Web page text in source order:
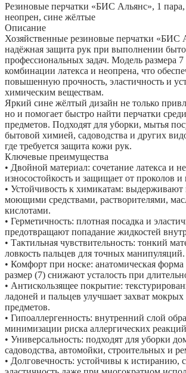
Резиновые перчатки «БИС Альянс», 1 пара,
неопрен, сине жёлтые
Описание
Хозяйственные резиновые перчатки
надёжная защита рук при выполнении
профессиональных задач. Модель размера 7
комбинации латекса и неопрена, что
повышенную прочность, эластичность и
химическим веществам.
Яркий сине жёлтый дизайн не только
но и помогает быстро найти перчатки
предметов. Подходят для уборки, мытья
бытовой химией, садоводства и других
где требуется защита кожи рук.
Ключевые преимущества
• Двойной материал: сочетание латекса и
износостойкость и защищает от проколов и
• Устойчивость к химикатам: выдерживают
моющими средствами, растворителями,
кислотами.
• Герметичность: плотная посадка и
предотвращают попадание жидкостей
• Тактильная чувствительность: тонкий
ловкость пальцев для точных манипуляций.
• Комфорт при носке: анатомическая
размер (7) снижают усталость при
• Антискользящее покрытие:
ладоней и пальцев улучшает захват мокрых
предметов.
• Гипоаллергенность: внутренний слой
минимизации риска аллергических
• Универсальность: подходят для уборки
садоводства, автомойки, строительных и
• Долговечность: устойчивы к истиранию,